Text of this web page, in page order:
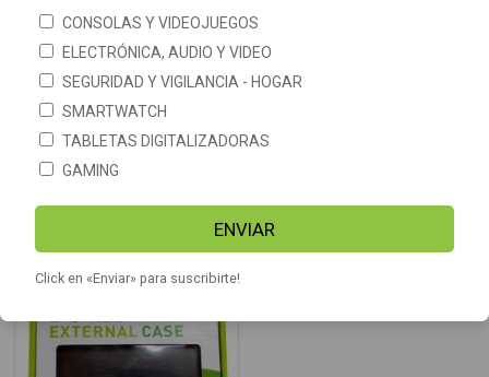
Carry disk 2.5" USB 3.0 SATA
Externo Metal Noga CD1
Carry Disk externo Disco Duro
CONSOLAS Y VIDEOJUEGOS
ELECTRÓNICA, AUDIO Y VIDEO
SEGURIDAD Y VIGILANCIA - HOGAR
SMARTWATCH
TABLETAS DIGITALIZADORAS
GAMING
ENVIAR
Click en «Enviar» para suscribirte!